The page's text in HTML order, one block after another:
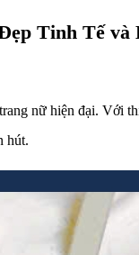
Tinh Tế và
nữ hiện đại. Với
hút.